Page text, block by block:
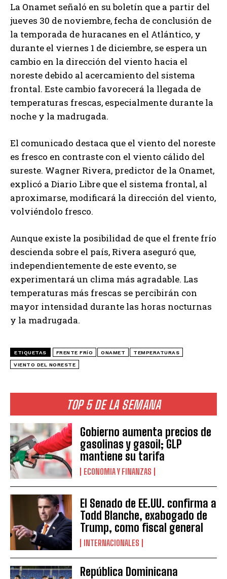
TOP 5 DE LA SEMANA
Gobierno aumenta precios de
gasolinas y gasoil; GLP
mantiene su tarifa
ECONOMIA Y FINANZAS
El Senado de EE.UU. confirma a
Todd Blanche, exabogado de
Trump, como fiscal general
INTERNACIONALES
República Dominicana
La Onamet señaló en su boletín que a partir del
jueves 30 de noviembre, fecha de conclusión de
la temporada de huracanes en el Atlántico, y
durante el viernes 1 de diciembre, se espera un
cambio en la dirección del viento hacia el
noreste debido al acercamiento del sistema
frontal. Este cambio favorecerá la llegada de
temperaturas frescas, especialmente durante la
noche y la madrugada.
El comunicado destaca que el viento del noreste
es fresco en contraste con el viento cálido del
sureste. Wagner Rivera, predictor de la Onamet,
explicó a Diario Libre que el sistema frontal, al
aproximarse, modificará la dirección del viento,
volviéndolo fresco.
Aunque existe la posibilidad de que el frente frío
descienda sobre el país, Rivera aseguró que,
independientemente de este evento, se
experimentará un clima más agradable. Las
temperaturas más frescas se percibirán con
mayor intensidad durante las horas nocturnas
y la madrugada.
ETIQUETAS FRENTE FRÍO ONAMET TEMPERATURAS
VIENTO DEL NORESTE